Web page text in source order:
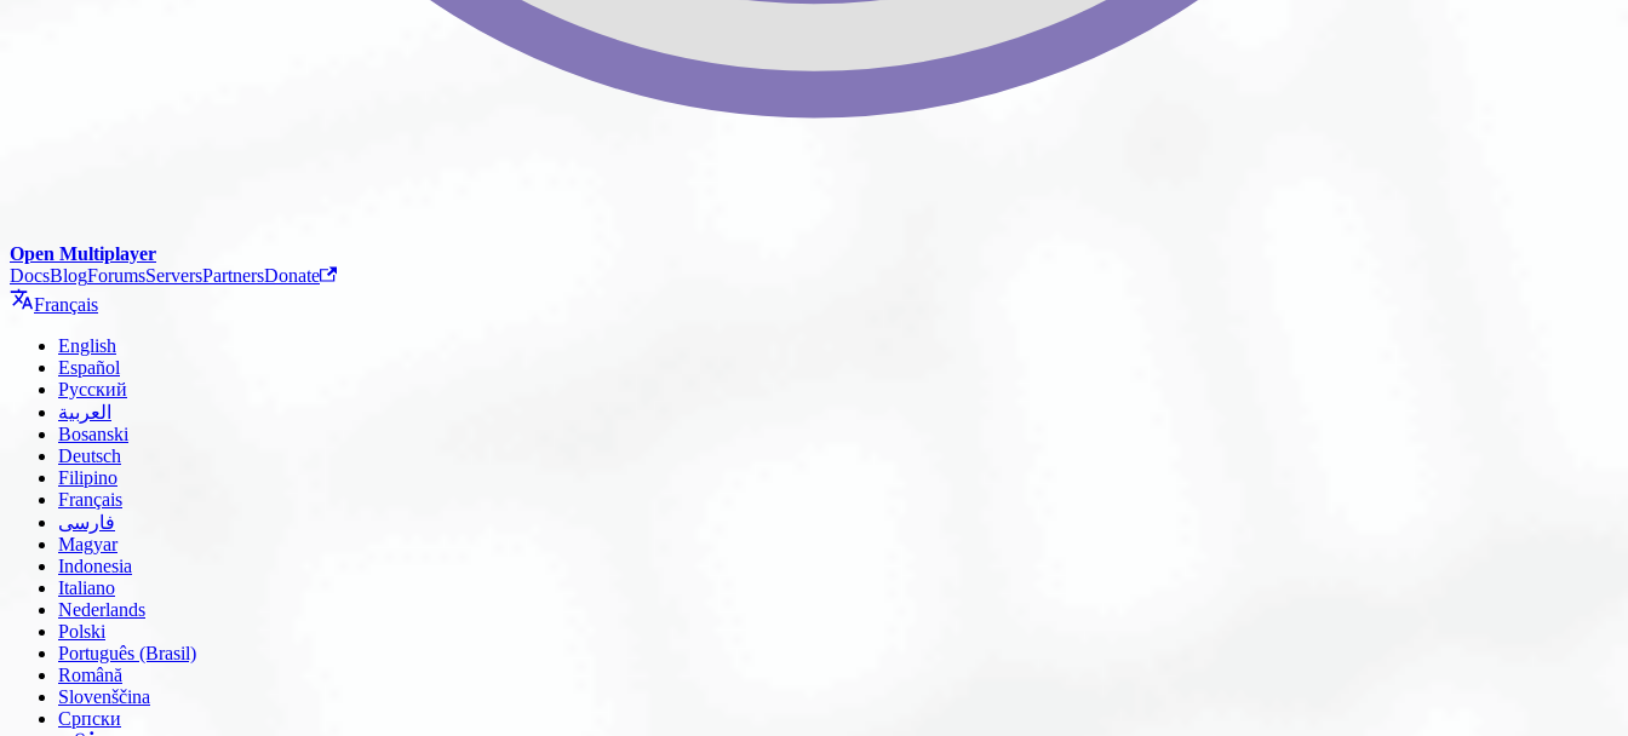
Open Multiplayer
DocsBlogForumsServersPartnersDonate
Français
English
Español
Русский
العربية
Bosanski
Deutsch
Filipino
Français
فارسی
Magyar
Indonesia
Italiano
Nederlands
Polski
Português (Brasil)
Română
Slovenščina
Српски